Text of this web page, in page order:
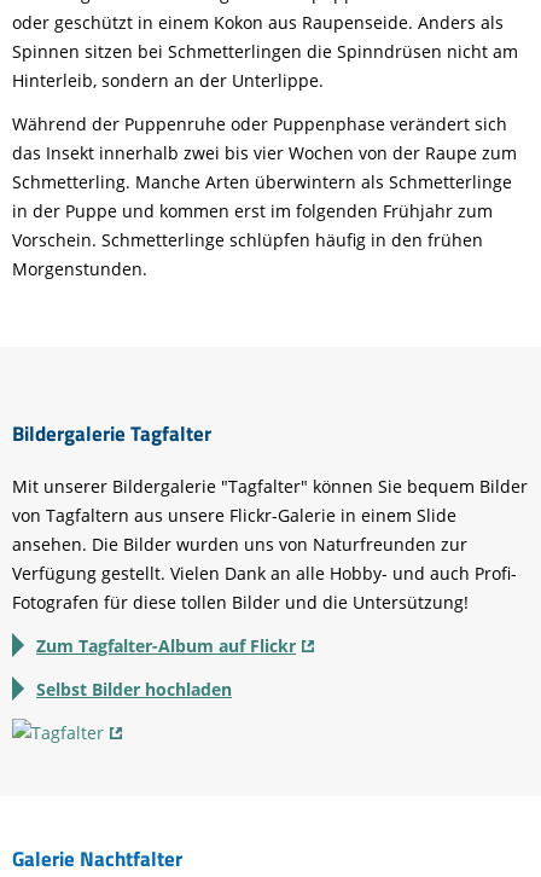
oder geschützt in einem Kokon aus Raupenseide. Anders als
Spinnen sitzen bei Schmetterlingen die Spinndrüsen nicht am
Hinterleib, sondern an der Unterlippe.
Während der Puppenruhe oder Puppenphase verändert sich
das Insekt innerhalb zwei bis vier Wochen von der Raupe zum
Schmetterling. Manche Arten überwintern als Schmetterlinge
in der Puppe und kommen erst im folgenden Frühjahr zum
Vorschein. Schmetterlinge schlüpfen häufig in den frühen
Morgenstunden.
Bildergalerie Tagfalter
Mit unserer Bildergalerie "Tagfalter" können Sie bequem Bilder
von Tagfaltern aus unsere Flickr-Galerie in einem Slide
ansehen. Die Bilder wurden uns von Naturfreunden zur
Verfügung gestellt. Vielen Dank an alle Hobby- und auch Profi-
Fotografen für diese tollen Bilder und die Untersützung!
Zum Tagfalter-Album auf Flickr
Selbst Bilder hochladen
Galerie Nachtfalter